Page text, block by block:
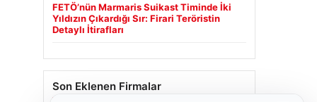
FETÖ’nün Marmaris Suikast Timinde İki
Yıldızın Çıkardığı Sır: Firari Teröristin
Detaylı İtirafları
Son Eklenen Firmalar